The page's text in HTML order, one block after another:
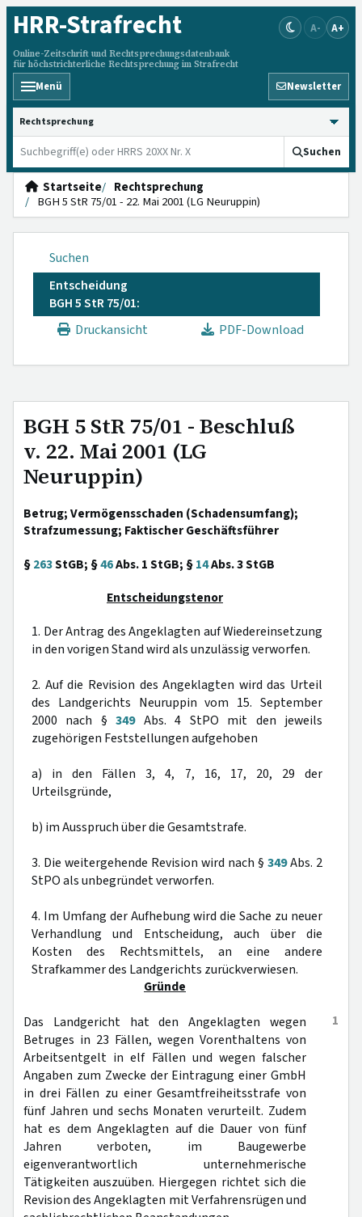
HRR-Strafrecht
Online-Zeitschrift und Rechtsprechungsdatenbank
für höchstrichterliche Rechtsprechung im Strafrecht
A- A+
Menü Newsletter
HRRS durchsuchen
Suchen
Startseite
Rechtsprechung
BGH 5 StR 75/01 - 22. Mai 2001 (LG Neuruppin)
Suchen
Entscheidung
BGH 5 StR 75/01:
Druckansicht
PDF-Download
BGH 5 StR 75/01 - Beschluß
v. 22. Mai 2001 (LG
Neuruppin)
Betrug; Vermögensschaden (Schadensumfang);
Strafzumessung; Faktischer Geschäftsführer
§263StGB; §46Abs. 1 StGB; §14Abs. 3 StGB
Entscheidungstenor
1. Der Antrag des Angeklagten auf Wiedereinsetzung
in den vorigen Stand wird als unzulässig verworfen.
2. Auf die Revision des Angeklagten wird das Urteil
des Landgerichts Neuruppin vom 15. September
2000 nach §349Abs. 4 StPO mit den jeweils
zugehörigen Feststellungen aufgehoben
a) in den Fällen 3, 4, 7, 16, 17, 20, 29 der
Urteilsgründe,
b) im Ausspruch über die Gesamtstrafe.
3. Die weitergehende Revision wird nach § 349Abs. 2
StPO als unbegründet verworfen.
4. Im Umfang der Aufhebung wird die Sache zu neuer
Verhandlung und Entscheidung, auch über die
Kosten des Rechtsmittels, an eine andere
Strafkammer des Landgerichts zurückverwiesen.
Gründe
1
Das Landgericht hat den Angeklagten wegen
Betruges in 23 Fällen, wegen Vorenthaltens von
Arbeitsentgelt in elf Fällen und wegen falscher
Angaben zum Zwecke der Eintragung einer GmbH
in drei Fällen zu einer Gesamtfreiheitsstrafe von
fünf Jahren und sechs Monaten verurteilt. Zudem
hat es dem Angeklagten auf die Dauer von fünf
Jahren verboten, im Baugewerbe
eigenverantwortlich unternehmerische
Tätigkeiten auszuüben. Hiergegen richtet sich die
Revision des Angeklagten mit Verfahrensrügen und